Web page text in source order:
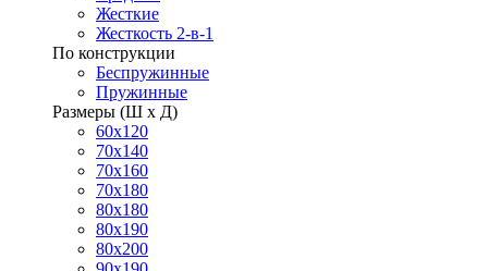
Жесткие
Жесткость 2-в-1
По конструкции
Беспружинные
Пружинные
Размеры (Ш х Д)
60х120
70х140
70х160
70х180
80х180
80х190
80х200